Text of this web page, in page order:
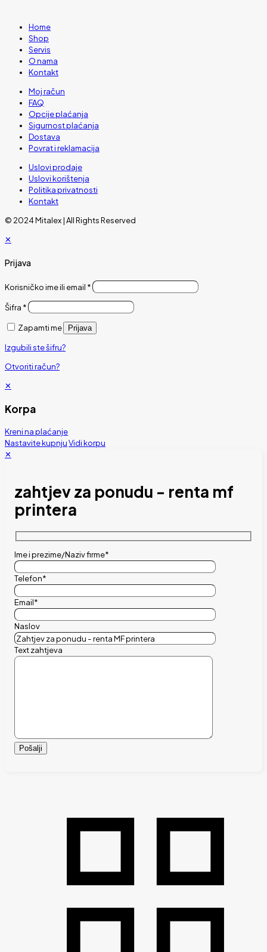
Home
Shop
Servis
O nama
Kontakt
Moj račun
FAQ
Opcije plaćanja
Sigurnost plaćanja
Dostava
Povrat i reklamacija
Uslovi prodaje
Uslovi korištenja
Politika privatnosti
Kontakt
© 2024 Mitalex | All Rights Reserved
✕
Prijava
Korisničko ime ili email *
Šifra *
Zapamti me Prijava
Izgubili ste šifru?
Otvoriti račun?
✕
Korpa
Kreni na plaćanje
Nastavite kupnjuVidi korpu
✕
zahtjev za ponudu - renta mf
printera
Ime i prezime/Naziv firme*
Telefon*
Email*
Naslov
Text zahtjeva